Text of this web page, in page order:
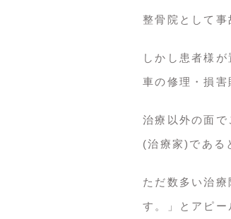
整骨院として事
しかし患者様
車の修理・損害
治療以外の面
(治療家)である
ただ数多い治
す。」とアピー